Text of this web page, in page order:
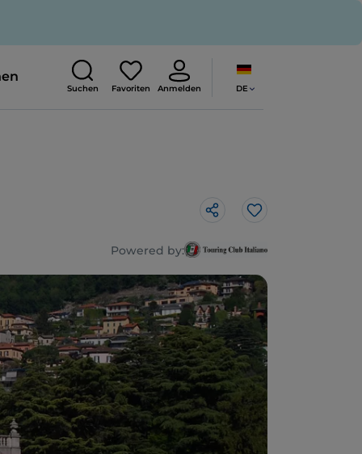
Suchen Favoriten Anmelden DE
Like
Powered by: